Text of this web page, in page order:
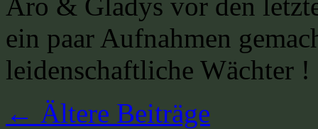
ein paar Aufnahmen
leidenschaftliche Wächter !
← Ältere Beiträge